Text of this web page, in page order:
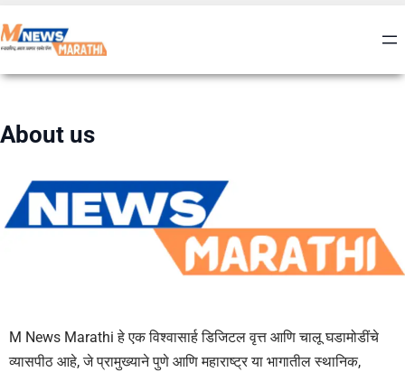
About us
M News Marathi हे एक विश्वासार्ह डिजिटल वृत्त आणि चालू घडामोडींचे
व्यासपीठ आहे, जे प्रामुख्याने पुणे आणि महाराष्ट्र या भागातील स्थानिक,